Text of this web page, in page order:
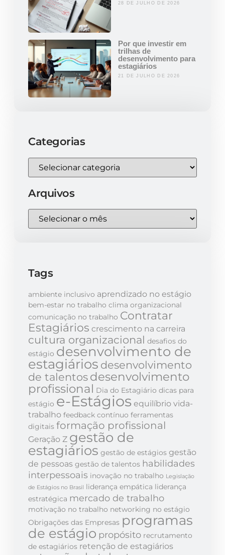
28 DE JULHO DE 2026
Por que investir em
trilhas de
desenvolvimento para
estagiários
21 DE JULHO DE 2026
Categorias
Arquivos
Tags
ambiente inclusivo aprendizado no estágio
bem-estar no trabalho clima organizacional
comunicação no trabalho Contratar
Estagiários crescimento na carreira
cultura organizacional desafios do
estágio desenvolvimento de
estagiários desenvolvimento
de talentos desenvolvimento
profissional Dia do Estagiário dicas para
estágio e-Estágios equilíbrio vida-
trabalho feedback contínuo ferramentas
digitais formação profissional
Geração Z gestão de
estagiários gestão de estágios gestão
de pessoas gestão de talentos habilidades
interpessoais inovação no trabalho Legislação
de Estágios no Brasil
liderança empática liderança
estratégica mercado de trabalho
motivação no trabalho networking no estágio
Obrigações das Empresas programas
de estágio propósito recrutamento
de estagiários retenção de estagiários